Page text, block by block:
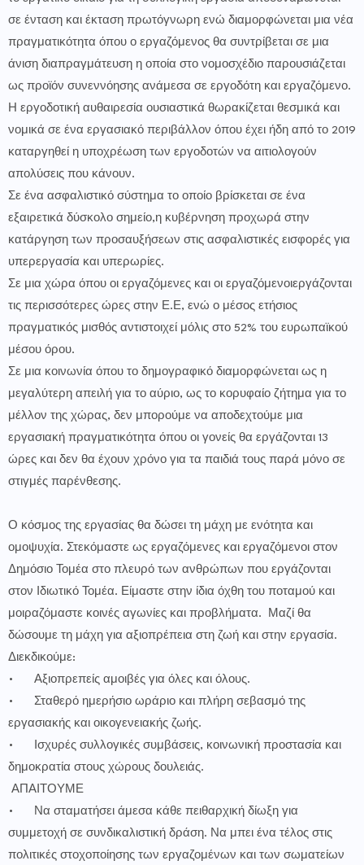
σε ένταση και έκταση πρωτόγνωρη ενώ διαμορφώνεται μια νέα
πραγματικότητα όπου ο εργαζόμενος θα συντρίβεται σε μια
άνιση διαπραγμάτευση η οποία στο νομοσχέδιο παρουσιάζεται
ως προϊόν συνεννόησης ανάμεσα σε εργοδότη και εργαζόμενο.
Η εργοδοτική αυθαιρεσία ουσιαστικά θωρακίζεται θεσμικά και
νομικά σε ένα εργασιακό περιβάλλον όπου έχει ήδη από το 2019
καταργηθεί η υποχρέωση των εργοδοτών να αιτιολογούν
απολύσεις που κάνουν.
Σε ένα ασφαλιστικό σύστημα το οποίο βρίσκεται σε ένα
εξαιρετικά δύσκολο σημείο,η κυβέρνηση προχωρά στην
κατάργηση των προσαυξήσεων στις ασφαλιστικές εισφορές για
υπερεργασία και υπερωρίες.
Σε μια χώρα όπου οι εργαζόμενες και οι εργαζόμενοιεργάζονται
τις περισσότερες ώρες στην Ε.Ε, ενώ ο μέσος ετήσιος
πραγματικός μισθός αντιστοιχεί μόλις στο 52% του ευρωπαϊκού
μέσου όρου.
Σε μια κοινωνία όπου το δημογραφικό διαμορφώνεται ως η
μεγαλύτερη απειλή για το αύριο, ως το κορυφαίο ζήτημα για το
μέλλον της χώρας, δεν μπορούμε να αποδεχτούμε μια
εργασιακή πραγματικότητα όπου οι γονείς θα εργάζονται 13
ώρες και δεν θα έχουν χρόνο για τα παιδιά τους παρά μόνο σε
στιγμές παρένθεσης.
Ο κόσμος της εργασίας θα δώσει τη μάχη με ενότητα και
ομοψυχία. Στεκόμαστε ως εργαζόμενες και εργαζόμενοι στον
Δημόσιο Τομέα στο πλευρό των ανθρώπων που εργάζονται
στον Ιδιωτικό Τομέα. Είμαστε στην ίδια όχθη του ποταμού και
μοιραζόμαστε κοινές αγωνίες και προβλήματα. Μαζί θα
δώσουμε τη μάχη για αξιοπρέπεια στη ζωή και στην εργασία.
Διεκδικούμε:
•
Αξιοπρεπείς αμοιβές για όλες και όλους.
•
Σταθερό ημερήσιο ωράριο και πλήρη σεβασμό της
εργασιακής και οικογενειακής ζωής.
•
Ισχυρές συλλογικές συμβάσεις, κοινωνική προστασία και
δημοκρατία στους χώρους δουλειάς.
ΑΠΑΙΤΟΥΜΕ
•
Να σταματήσει άμεσα κάθε πειθαρχική δίωξη για
συμμετοχή σε συνδικαλιστική δράση. Να μπει ένα τέλος στις
πολιτικές στοχοποίησης των εργαζομένων και των σωματείων